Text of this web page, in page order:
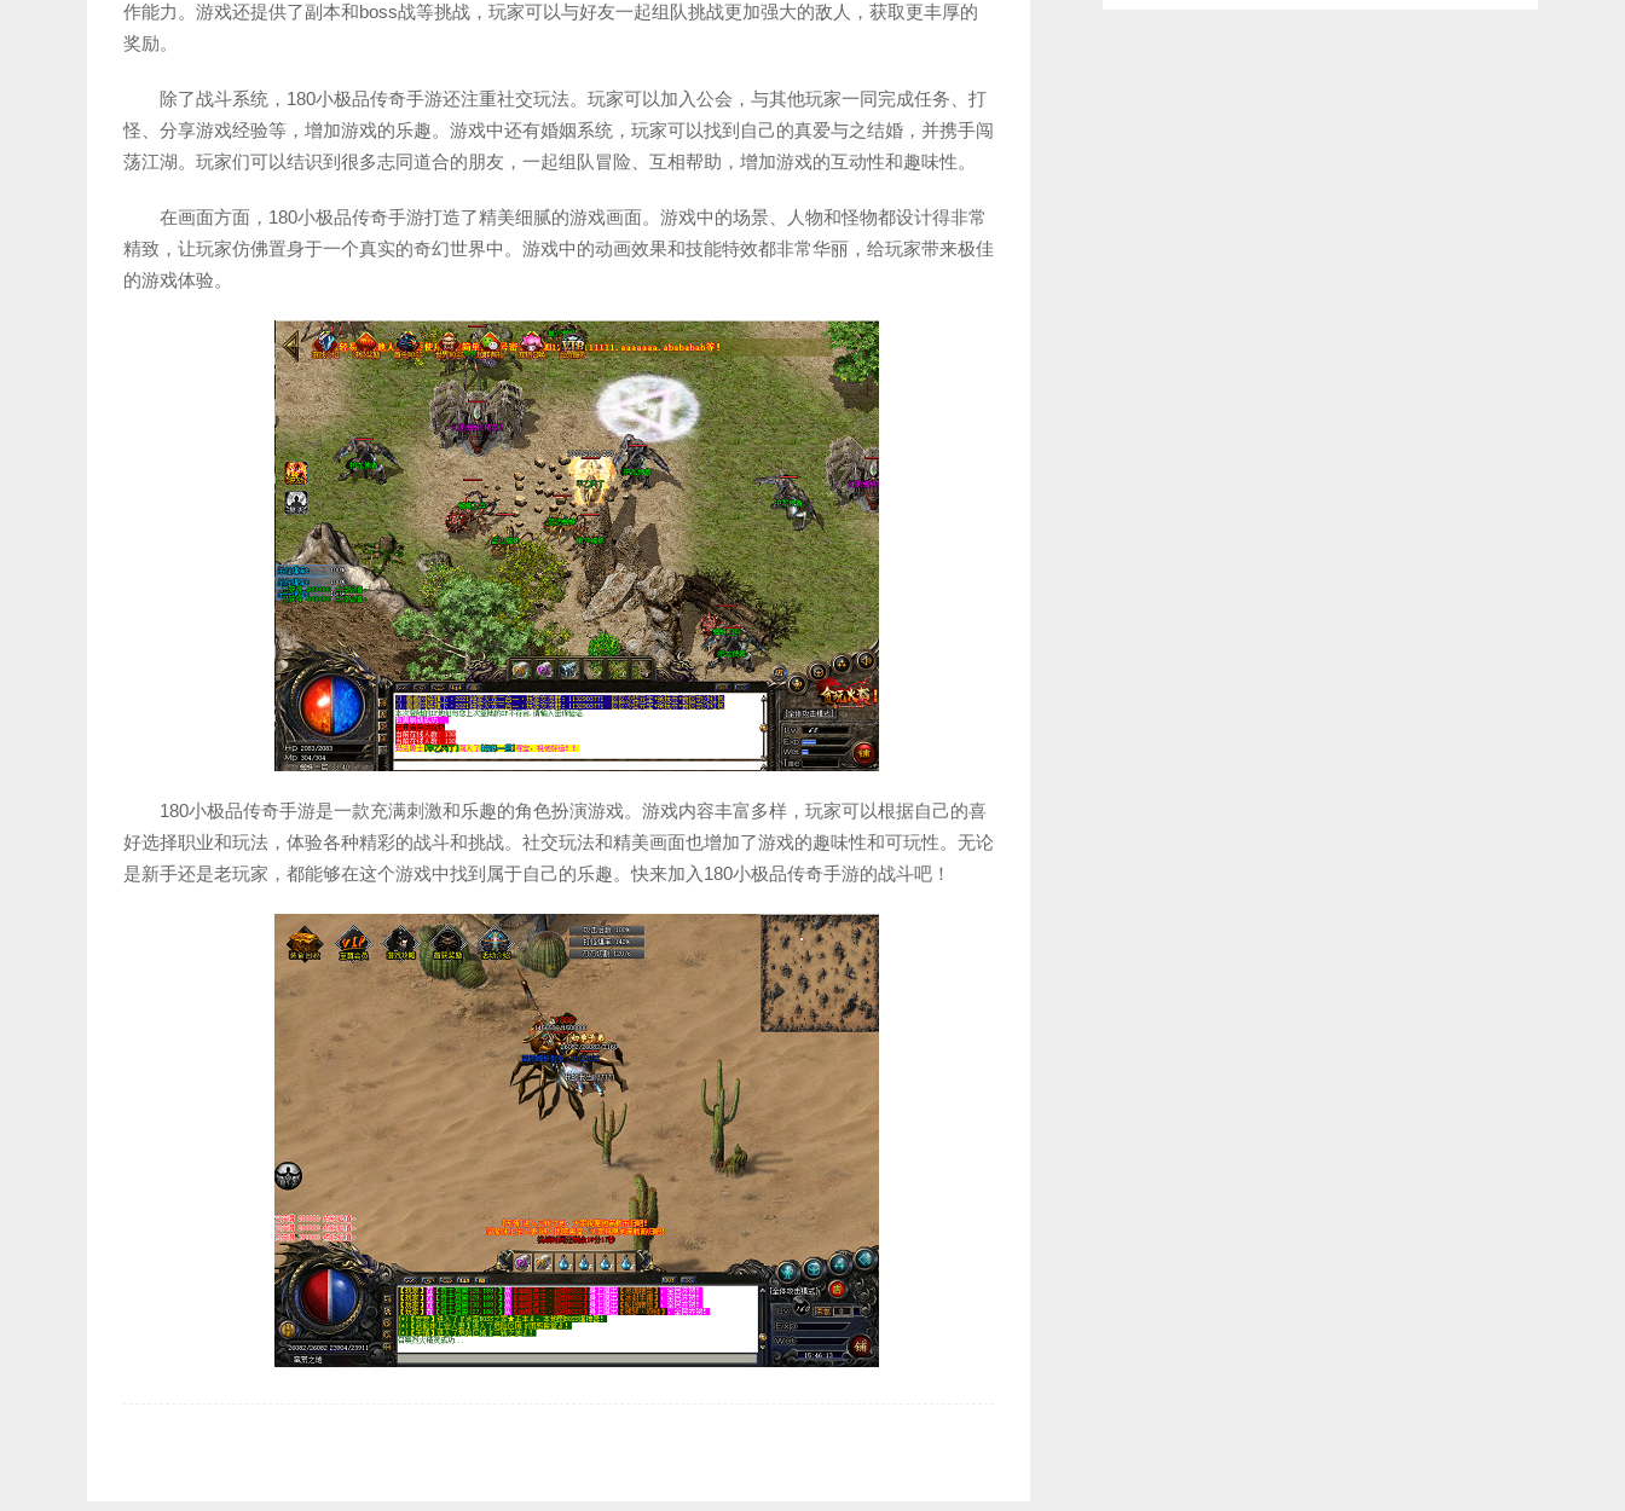
作能力。游戏还提供了副本和boss战等挑战，玩家可以与好友一起组队挑战更加强大的敌人，获取更丰厚的
奖励。
除了战斗系统，180小极品传奇手游还注重社交玩法。玩家可以加入公会，与其他玩家一同完成任务、打
怪、分享游戏经验等，增加游戏的乐趣。游戏中还有婚姻系统，玩家可以找到自己的真爱与之结婚，并携手闯
荡江湖。玩家们可以结识到很多志同道合的朋友，一起组队冒险、互相帮助，增加游戏的互动性和趣味性。
在画面方面，180小极品传奇手游打造了精美细腻的游戏画面。游戏中的场景、人物和怪物都设计得非常
精致，让玩家仿佛置身于一个真实的奇幻世界中。游戏中的动画效果和技能特效都非常华丽，给玩家带来极佳
的游戏体验。
180小极品传奇手游是一款充满刺激和乐趣的角色扮演游戏。游戏内容丰富多样，玩家可以根据自己的喜
好选择职业和玩法，体验各种精彩的战斗和挑战。社交玩法和精美画面也增加了游戏的趣味性和可玩性。无论
是新手还是老玩家，都能够在这个游戏中找到属于自己的乐趣。快来加入180小极品传奇手游的战斗吧！